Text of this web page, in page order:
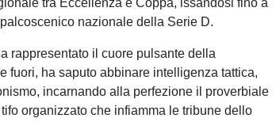
tra Eccellenza e Coppa, issandosi fino a
nazionale della Serie D.
rappresentato il cuore pulsante della
fuori, ha saputo abbinare intelligenza tattica,
incarnando alla perfezione il proverbiale
organizzato che infiamma le tribune dello